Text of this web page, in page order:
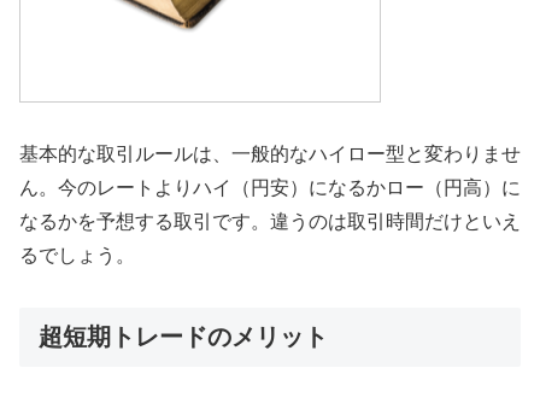
基本的な取引ルールは、一般的なハイロー型と変わりませ
ん。今のレートよりハイ（円安）になるかロー（円高）に
なるかを予想する取引です。違うのは取引時間だけといえ
るでしょう。
超短期トレードのメリット